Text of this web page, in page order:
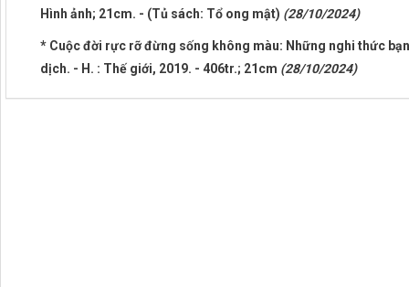
Hình ảnh; 21cm. - (Tủ sách: Tổ ong mật) (28/10/2024)
* Cuộc đời rực rỡ đừng sống không màu: Những nghi thức
dịch. - H. : Thế giới, 2019. - 406tr.; 21cm (28/10/2024)